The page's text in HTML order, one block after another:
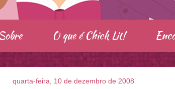
O que é Chick Lit!
quarta-feira, 10 de dezembro de 2008